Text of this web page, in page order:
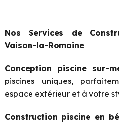
Nos Services de
Vaison-la-Romaine
Conception piscine sur-
piscines uniques,
espace extérieur et à votre
Construction piscine en